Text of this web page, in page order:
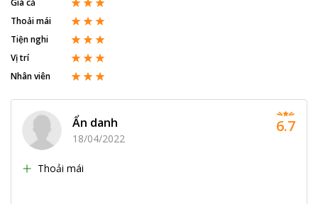
Thoải mái
Tiện nghi
Vị trí
Nhân viên
Ẩn danh
18/04/2022
Thoải mái
6.7